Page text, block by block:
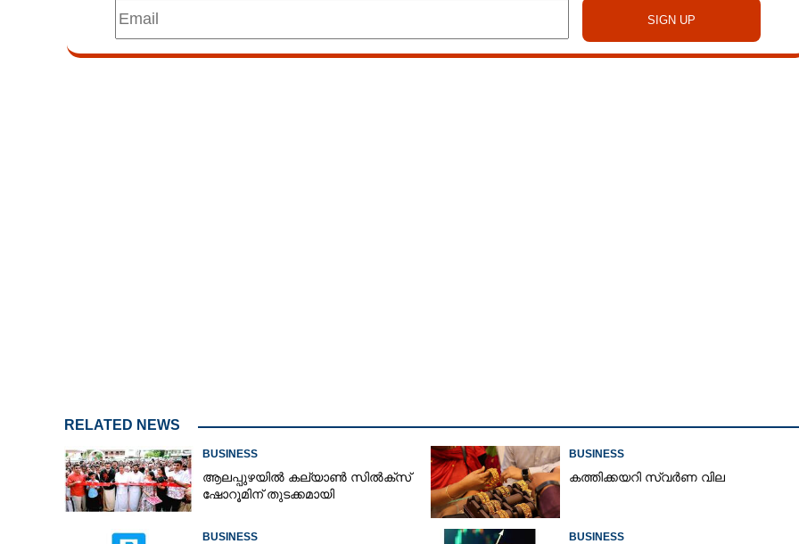
RELATED NEWS
BUSINESS
ആലപ്പുഴയിൽ കല്യാൺ സിൽക്‌സ്
ഷോറൂമിന് തുടക്കമായി
BUSINESS
കത്തിക്കയറി സ്വർണ വില
BUSINESS BUSINESS